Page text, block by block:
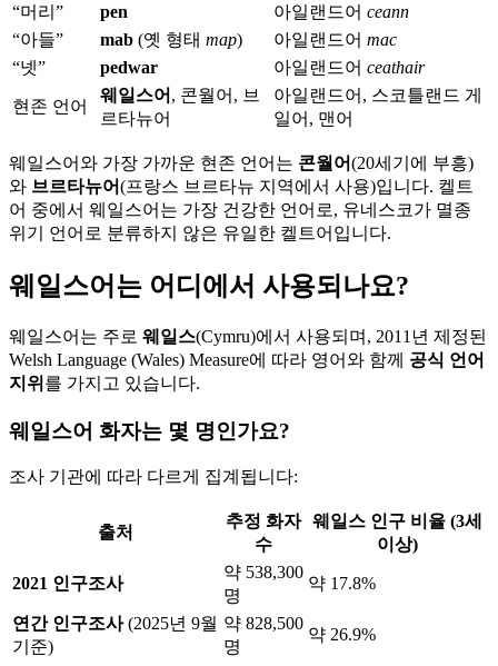
“머리” pen 아일랜드어 ceann
“아들”
mab (옛 형태 map) 아일랜드어 mac
“넷”
pedwar 아일랜드어 ceathair
현존 언어
웨일스어 , 콘월어, 브
르타뉴어
아일랜드어, 스코틀랜드 게
일어, 맨어
웨일스어와 가장 가까운 현존 언어는 콘월어(20세기에 부흥)
와 브르타뉴어(프랑스 브르타뉴 지역에서 사용)입니다. 켈트
어 중에서 웨일스어는 가장 건강한 언어로, 유네스코가 멸종
위기 언어로 분류하지 않은 유일한 켈트어입니다.
웨일스어는 어디에서 사용되나요?
웨일스어는 주로 웨일스(Cymru)에서 사용되며, 2011년 제정된
Welsh Language (Wales) Measure에 따라 영어와 함께 공식 언어
지위 를 가지고 있습니다.
웨일스어 화자는 몇 명인가요?
조사 기관에 따라 다르게 집계됩니다:
출처
추정 화자
수
웨일스 인구 비율 (3세
이상)
2021 인구조사
약 538,300
명
약 17.8%
연간 인구조사(2025년 9월
기준)
약 828,500
명
약 26.9%